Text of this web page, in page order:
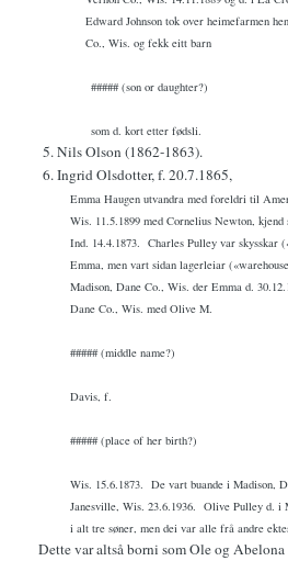
Edward Johnson tok over heimefarmen
Co., Wis. og fekk eitt barn
##### (son or daughter?)
som d. kort etter fødsli.
5. Nils Olson (1862-1863).
6. Ingrid Olsdotter, f. 20.7.1865,
Emma Haugen utvandra med foreldri til
Wis. 11.5.1899 med Cornelius Newton,
Ind. 14.4.1873. Charles Pulley var skysskar
Emma, men vart sidan lagerleiar
Madison, Dane Co., Wis. der Emma d.
Dane Co., Wis. med Olive M.
##### (middle name?)
Davis, f.
##### (place of her birth?)
Wis. 15.6.1873. De vart buande i Madison,
Janesville, Wis. 23.6.1936. Olive Pulley d. i
i alt tre søner, men dei var alle frå andre
Dette var altså borni som Ole og